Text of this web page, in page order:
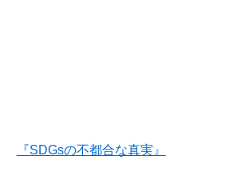
『SDGsの不都合な真実』